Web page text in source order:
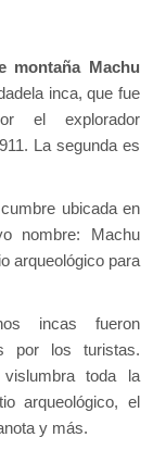
montaña Machu
inca, que fue
el explorador
La segunda es
ubicada en
nombre: Machu
arqueológico para
incas fueron
por los turistas.
toda la
arqueológico, el
y más.